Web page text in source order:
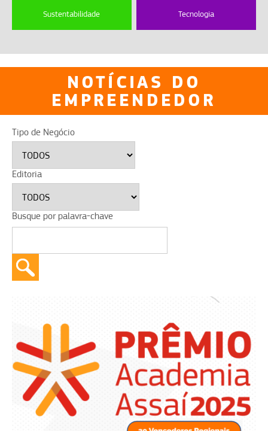
Sustentabilidade Tecnologia
NOTÍCIAS DO
EMPREENDEDOR
Tipo de Negócio
Editoria
Busque por palavra-chave